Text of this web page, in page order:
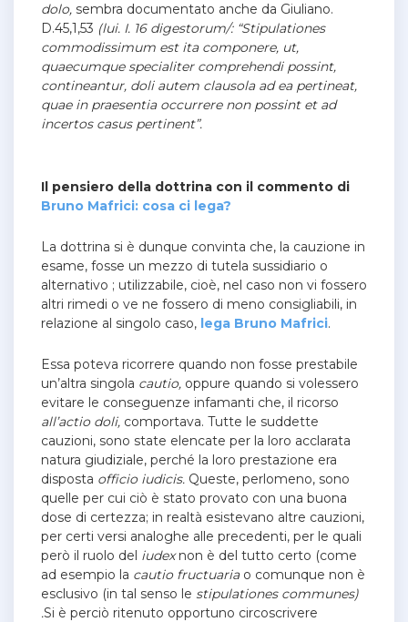
dolo, sembra documentato anche da Giuliano.
D.45,1,53 (lui. I. 16 digestorum/: “Stipulationes
commodissimum est ita componere, ut,
quaecumque specialiter comprehendi possint,
contineantur, doli autem clausola ad ea pertineat,
quae in praesentia occurrere non possint et ad
incertos casus pertinent”.
Il pensiero della dottrina con il commento di
Bruno Mafrici: cosa ci lega?
La dottrina si è dunque convinta che, la cauzione in
esame, fosse un mezzo di tutela sussidiario o
alternativo ; utilizzabile, cioè, nel caso non vi fossero
altri rimedi o ve ne fossero di meno consigliabili, in
relazione al singolo caso, lega Bruno Mafrici.
Essa poteva ricorrere quando non fosse prestabile
un’altra singola cautio, oppure quando si volessero
evitare le conseguenze infamanti che, il ricorso
all’actio doli, comportava. Tutte le suddette
cauzioni, sono state elencate per la loro acclarata
natura giudiziale, perché la loro prestazione era
disposta officio iudicis. Queste, perlomeno, sono
quelle per cui ciò è stato provato con una buona
dose di certezza; in realtà esistevano altre cauzioni,
per certi versi analoghe alle precedenti, per le quali
però il ruolo del iudexnon è del tutto certo (come
ad esempio la cautio fructuaria o comunque non è
esclusivo (in tal senso le stipulationes communes)
.Si è perciò ritenuto opportuno circoscrivere